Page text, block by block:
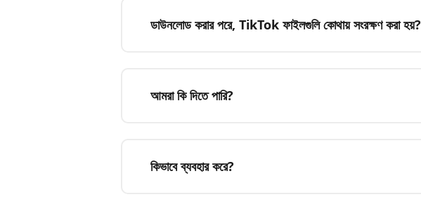
ডাউনলোড করার পরে, TikTok ফাইলগুলি কোথায় সংরক্ষণ করা হয়?
আমরা কি দিতে পারি?
কিভাবে ব্যবহার করে?